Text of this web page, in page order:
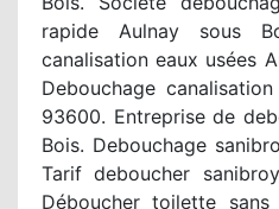
rapide Aulnay sous
canalisation eaux usées
Debouchage
93600. Entreprise de
Bois. Debouchage
Tarif deboucher
Déboucher toilette